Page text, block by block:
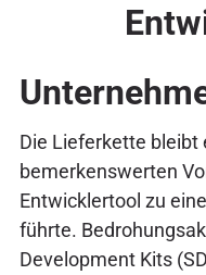
Die Lieferkette
bemerkenswerten
Entwicklertool zu
führte.
Development Kits